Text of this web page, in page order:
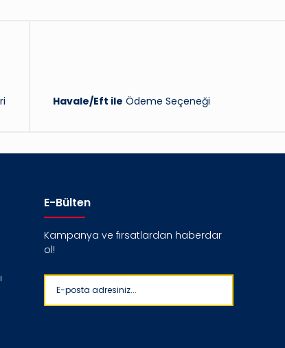
Havale/Eft ile Ödeme Seçeneği
E-Bülten
Kampanya ve fırsatlardan haberdar
ol!